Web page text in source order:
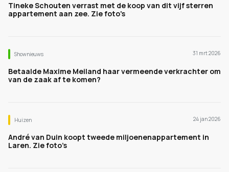
Tineke Schouten verrast met de koop van dit vijf sterren
appartement aan zee. Zie foto's
Shownieuws 31 mrt 2026
Betaalde Maxime Meiland haar vermeende verkrachter om
van de zaak af te komen?
Huizen 24 jan 2026
André van Duin koopt tweede miljoenenappartement in
Laren. Zie foto’s